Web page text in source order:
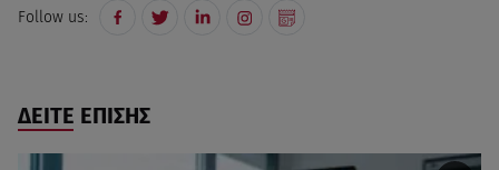
Follow us:
ΔΕΙΤΕ ΕΠΙΣΗΣ